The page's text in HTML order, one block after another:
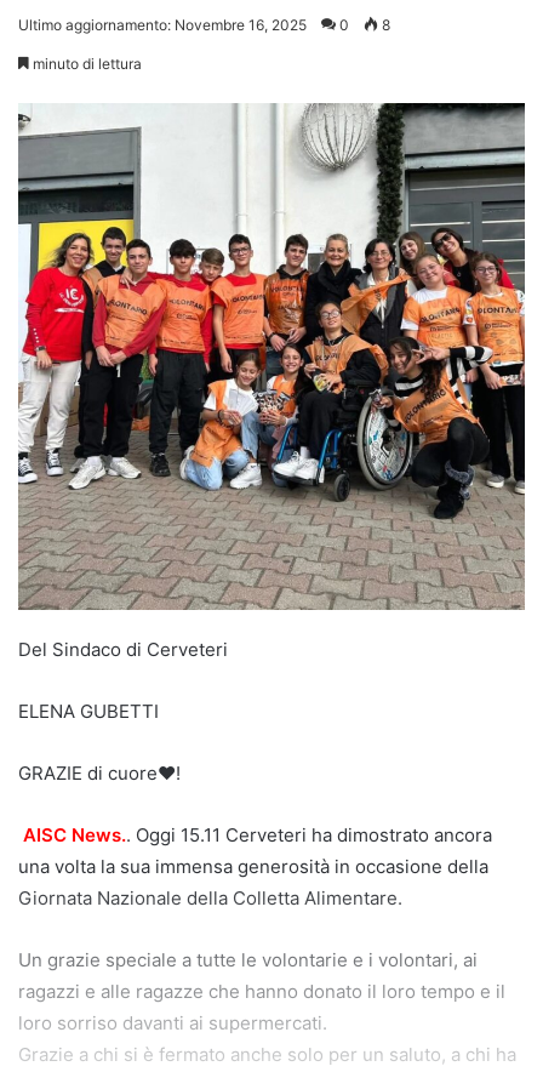
Ultimo aggiornamento: Novembre 16, 2025 0 8
minuto di lettura
Del Sindaco di Cerveteri
ELENA GUBETTI
GRAZIE di cuore♥️!
AISC News.. Oggi 15.11 Cerveteri ha dimostrato ancora
una volta la sua immensa generosità in occasione della
Giornata Nazionale della Colletta Alimentare.
Un grazie speciale a tutte le volontarie e i volontari, ai
ragazzi e alle ragazze che hanno donato il loro tempo e il
loro sorriso davanti ai supermercati.
Grazie a chi si è fermato anche solo per un saluto, a chi ha